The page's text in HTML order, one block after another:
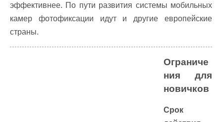
эффективнее. По пути развития системы мобильных
камер фотофиксации идут и другие европейские
страны.
Ограниче
ния для
новичков
Срок